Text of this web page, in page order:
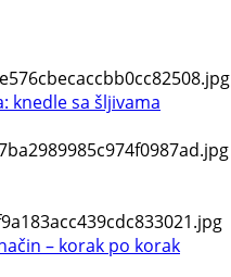
knedle sa šljivama
– korak po korak